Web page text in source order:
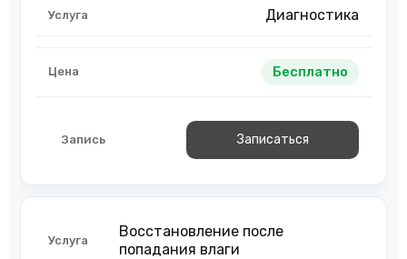
Диагностика
Бесплатно
Записаться
Восстановление после
попадания влаги